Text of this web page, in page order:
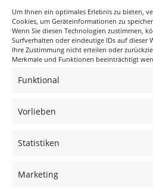
Um Ihnen ein optimales Erlebnis zu bieten,
Cookies, um Geräteinformationen zu
Wenn Sie diesen Technologien zustimmen,
Surfverhalten oder eindeutige IDs auf dieser
Ihre Zustimmung nicht erteilen oder
Merkmale und Funktionen beeinträchtigt
Funktional
Vorlieben
Statistiken
Marketing
Hier finden Sie alle Daten
zum Shop